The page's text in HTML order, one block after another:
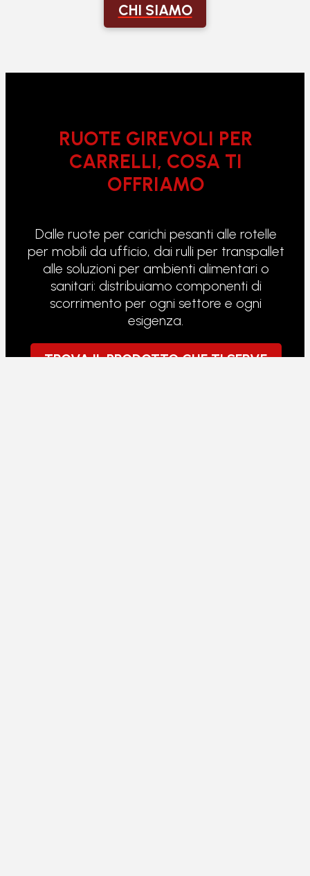
CHI SIAMO
RUOTE GIREVOLI PER
CARRELLI, COSA TI
OFFRIAMO
Dalle ruote per carichi pesanti alle rotelle
per mobili da ufficio, dai rulli per transpallet
alle soluzioni per ambienti alimentari o
sanitari: distribuiamo componenti di
scorrimento per ogni settore e ogni
esigenza.
TROVA IL PRODOTTO CHE TI SERVE